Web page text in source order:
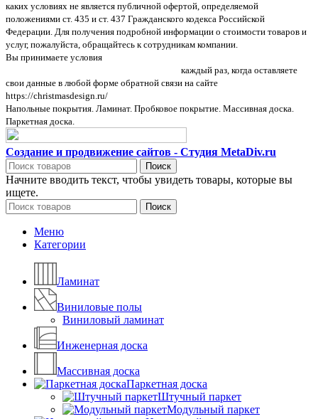
каких условиях не является публичной офертой, определяемой
положениями ст. 435 и ст. 437 Гражданского кодекса Российской
Федерации. Для получения подробной информации о стоимости товаров и
услуг, пожалуйста, обращайтесь к сотрудникам компании.
Вы принимаете условия
каждый раз, когда оставляете
свои данные в любой форме обратной связи на сайте
https://christmasdesign.ru/
Напольные покрытия. Ламинат. Пробковое покрытие. Массивная доска.
Паркетная доска.
Создание и продвижение сайтов - Студия MetaDiv.ru
Поиск
Начните вводить текст, чтобы увидеть товары, которые вы
ищете.
Поиск
Меню
Категории
Ламинат
Виниловые полы
Виниловый ламинат
Инженерная доска
Массивная доска
Паркетная доска
Штучный паркет
Модульный паркет